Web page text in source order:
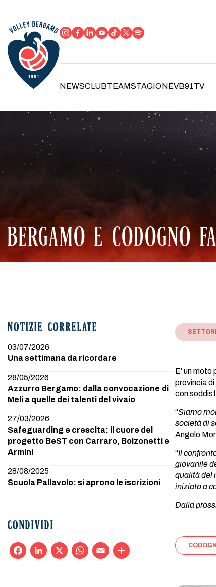
NEWSCLUBTEAMSTAGIONEVB91TV
BERGAMO E CODOGNO
NOTIZIE CORRELATE
03/07/2026
Una settimana da ricordare
28/05/2026
Azzurro Bergamo: dalla convocazione di
Meli a quelle dei talenti del vivaio
27/03/2026
Safeguarding e crescita: il cuore del
progetto BeST con Carraro, Bolzonetti e
Armini
28/08/2025
Scuola Pallavolo: si aprono le iscrizioni
CONDIVIDI
E’ un
provincia
con
“Siamo
società di
Angelo
“Il
giovanile
qualità del
iniziato a
Dalla